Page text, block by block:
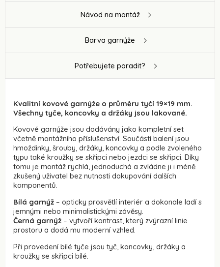
Návod na montáž
Barva garnýže
Potřebujete poradit?
Kvalitní kovové garnýže o průměru tyčí 19×19 mm.
Všechny tyče, koncovky a držáky jsou lakované.
Kovové garnýže jsou dodávány jako kompletní set
včetně montážního příslušenství. Součástí balení jsou
hmoždinky, šrouby, držáky, koncovky a podle zvoleného
typu také kroužky se skřipci nebo jezdci se skřipci. Díky
tomu je montáž rychlá, jednoduchá a zvládne ji i méně
zkušený uživatel bez nutnosti dokupování dalších
komponentů.
Bílá garnýž – opticky prosvětlí interiér a dokonale ladí s
jemnými nebo minimalistickými závěsy.
Černá garnýž – vytvoří kontrast, který zvýrazní linie
prostoru a dodá mu moderní vzhled.
Při provedení bílé tyče jsou tyč, koncovky, držáky a
kroužky se skřipci bílé.